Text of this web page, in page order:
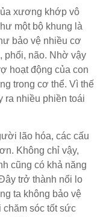
xương khớp vô
một bộ khung là
bảo vệ nhiều cơ
phổi, não. Nhờ vậy
hoạt động của con
trong cơ thể. Vì thế
ra nhiều phiền toái
lão hóa, các cấu
Không chỉ vậy,
cũng có khả năng
trở thành nổi lo
ta không bảo vệ
sóc tốt sức